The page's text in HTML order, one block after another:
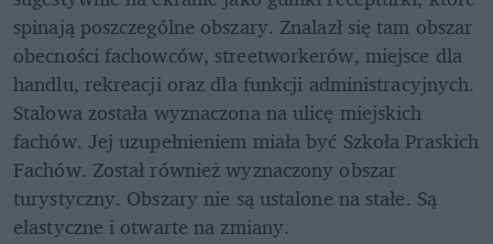
spinają poszczególne obszary. Znalazł się tam obszar
obecności fachowców, streetworkerów, miejsce dla
handlu, rekreacji oraz dla funkcji administracyjnych.
Stalowa została wyznaczona na ulicę miejskich
fachów. Jej uzupełnieniem miała być Szkoła Praskich
Fachów. Został również wyznaczony obszar
turystyczny. Obszary nie są ustalone na stałe. Są
elastyczne i otwarte na zmiany.